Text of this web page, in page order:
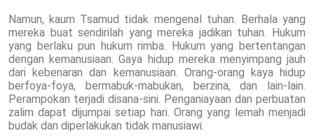
Namun, kaum Tsamud tidak mengenal tuhan. Berhala yang
mereka buat sendirilah yang mereka jadikan tuhan. Hukum
yang berlaku pun hukum rimba. Hukum yang bertentangan
dengan kemanusiaan. Gaya hidup mereka menyimpang jauh
dari kebenaran dan kemanusiaan. Orang-orang kaya hidup
berfoya-foya, bermabuk-mabukan, berzina, dan lain-lain.
Perampokan terjadi disana-sini. Penganiayaan dan perbuatan
zalim dapat dijumpai setiap hari. Orang yang lemah menjadi
budak dan diperlakukan tidak manusiawi.